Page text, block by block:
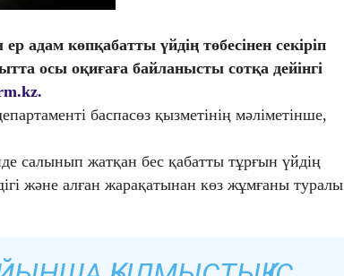
адам көпқабатты үйдің төбесінен секіріп
осы оқиғаға байланысты сотқа дейінгі
баспасөз қызметінің мәліметінше,
салынып жатқан бес қабатты тұрғын үйдің
және алған жарақатынан көз жұмғаны туралы